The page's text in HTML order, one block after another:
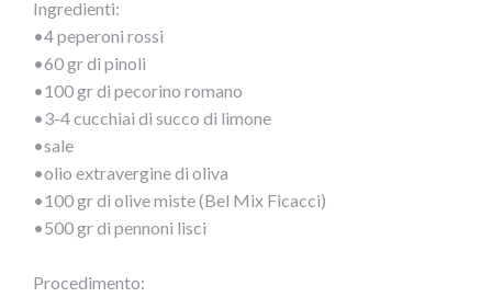
Ingredienti:
•4 peperoni rossi
•60 gr di pinoli
•100 gr di pecorino romano
•3-4 cucchiai di succo di limone
•sale
•olio extravergine di oliva
•100 gr di olive miste (Bel Mix Ficacci)
•500 gr di pennoni lisci
Procedimento: